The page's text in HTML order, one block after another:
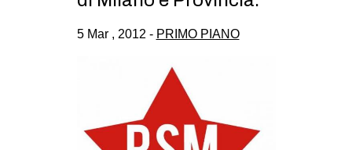
5 Mar , 2012 - PRIMO PIANO